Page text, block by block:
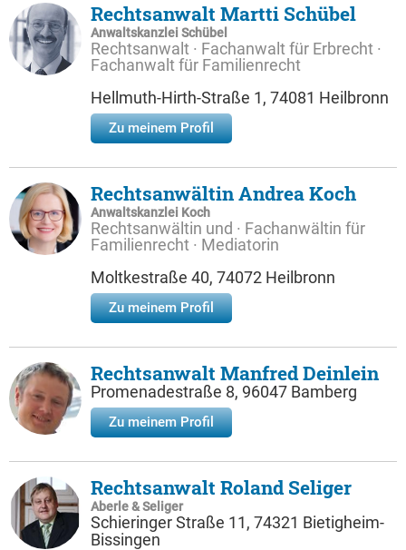
Rechtsanwalt Martti Schübel
Anwaltskanzlei Schübel
Rechtsanwalt · Fachanwalt für Erbrecht ·
Fachanwalt für Familienrecht
Hellmuth-Hirth-Straße 1, 74081 Heilbronn
Zu meinem Profil
Rechtsanwältin Andrea Koch
Anwaltskanzlei Koch
Rechtsanwältin und · Fachanwältin für
Familienrecht · Mediatorin
Moltkestraße 40, 74072 Heilbronn
Zu meinem Profil
Rechtsanwalt Manfred Deinlein
Promenadestraße 8, 96047 Bamberg
Zu meinem Profil
Rechtsanwalt Roland Seliger
Aberle & Seliger
Schieringer Straße 11, 74321 Bietigheim-
Bissingen